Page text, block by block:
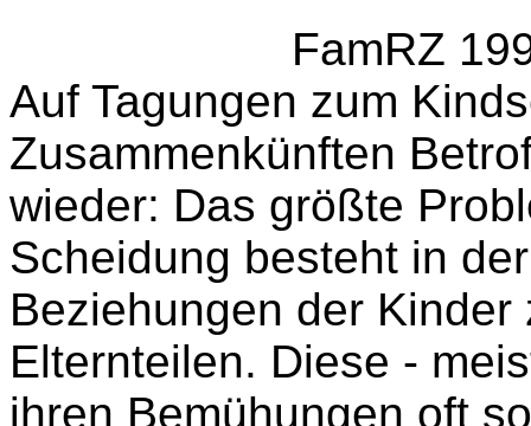
FamRZ
Auf Tagungen zum
Zusammenkünften
wieder: Das größte
Scheidung besteht in
Beziehungen der
Elternteilen. Diese -
ihren Bemühungen oft